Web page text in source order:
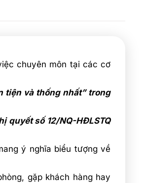
chuyên môn tại các cơ
tiện và thống nhất” trong
quyết số 12/NQ-HĐLSTQ
ý nghĩa biểu tượng về
gặp khách hàng hay